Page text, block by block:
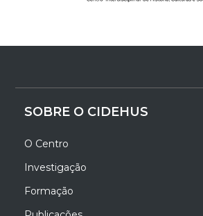
SOBRE O CIDEHUS
O Centro
Investigação
Formação